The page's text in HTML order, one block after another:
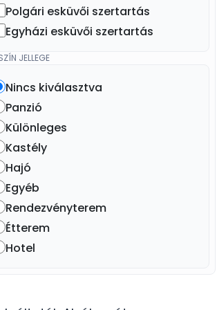
Polgári esküvői szertartás
Egyházi esküvői szertartás
JELLEGE
Nincs kiválasztva
Panzió
Különleges
Kastély
Hajó
Egyéb
Rendezvényterem
Étterem
Hotel